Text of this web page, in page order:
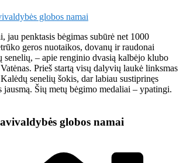
jau penktasis bėgimas subūrė net 1000
geros nuotaikos, dovanų ir raudonai
senelių, – apie renginio dvasią kalbėjo klubo
Prieš startą visų dalyvių laukė linksmas
senelių šokis, dar labiau sustiprinęs
jausmą. Šių metų bėgimo medaliai – ypatingi.
globos namai